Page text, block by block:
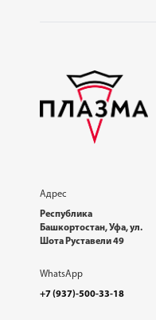
Адрес
Республика
Башкортостан, Уфа, ул.
Шота Руставели 49
WhatsApp
+7 (937)-500-33-18